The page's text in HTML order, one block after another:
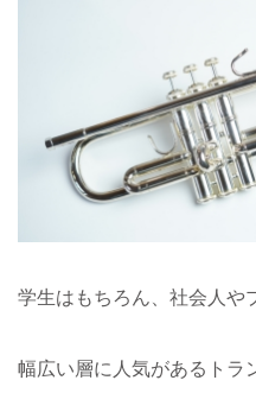
学生はもちろん、社会人や
幅広い層に人気があるトラ